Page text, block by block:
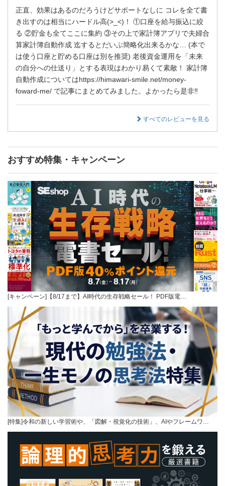
正直、効果はあるのだろうけどサポートなしに コレを全て書
き出すのは相当にハードル高(>_<)！ ①口座を給与振込に絞
る ②貯金も全てここに集約 ③その上で家計簿アプリで夫婦合
算家計簿自動作成 迄するとだいぶ簡略化出来るかな… (本で
は使う口座と貯める口座は別を推奨) 老後資金運用を「未来
の自分への仕送り」とする表現はわかり易くて素敵！ 家計簿
自動作成についてはhttps://himawari-smile.net/money-
foward-me/ で記事にまとめてみました。よかったら是非‼️
すべてのレビューを見る
おすすめ特集・キャンペーン
[キャンペーン]【8/17まで】AI時代の生存戦略セール！ PDF版電…
[特集]令和の新しい学習術や、「図解・視覚化の技術」、AIやフレームワ…